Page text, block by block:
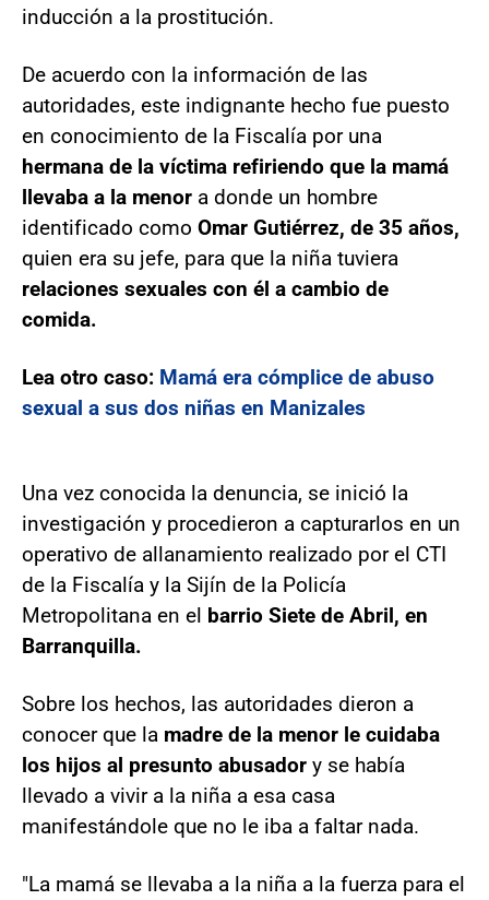
inducción a la prostitución.
De acuerdo con la información de las
autoridades, este indignante hecho fue puesto
en conocimiento de la Fiscalía por una
hermana de la víctima refiriendo que la mamá
llevaba a la menor a donde un hombre
identificado como Omar Gutiérrez, de 35 años,
quien era su jefe, para que la niña tuviera
relaciones sexuales con él a cambio de
comida.
Lea otro caso: Mamá era cómplice de abuso
sexual a sus dos niñas en Manizales
Una vez conocida la denuncia, se inició la
investigación y procedieron a capturarlos en un
operativo de allanamiento realizado por el CTI
de la Fiscalía y la Sijín de la Policía
Metropolitana en el barrio Siete de Abril, en
Barranquilla.
Sobre los hechos, las autoridades dieron a
conocer que la madre de la menor le cuidaba
los hijos al presunto abusador y se había
llevado a vivir a la niña a esa casa
manifestándole que no le iba a faltar nada.
"La mamá se llevaba a la niña a la fuerza para el